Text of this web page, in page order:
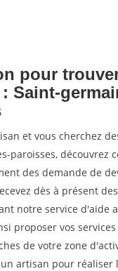
pour
Saint-
et vous cherchez
paroisses, découvrez
des demande de
dès à présent
notre service d'aide
proposer vos
de votre zone
artisan pour réaliser